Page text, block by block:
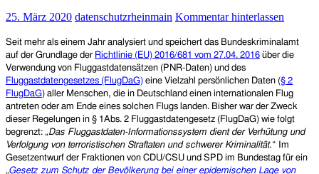
25. März 2020 datenschutzrheinmain Kommentar hinterlassen
Seit mehr als einem Jahr analysiert und speichert das Bundeskriminalamt
auf der Grundlage der Richtlinie (EU) 2016/681 vom 27.04. 2016 über die
Verwendung von Fluggastdatensätzen (PNR-Daten) und des
Fluggastdatengesetzes (FlugDaG) eine Vielzahl persönlichen Daten (§ 2
FlugDaG) aller Menschen, die in Deutschland einen internationalen Flug
antreten oder am Ende eines solchen Flugs landen. Bisher war der Zweck
dieser Regelungen in § 1Abs. 2 Fluggastdatengesetz (FlugDaG) wie folgt
begrenzt: „Das Fluggastdaten-Informationssystem dient der Verhütung und
Verfolgung von terroristischen Straftaten und schwerer Kriminalität.“ Im
Gesetzentwurf der Fraktionen von CDU/CSU und SPD im Bundestag für ein
„Gesetz zum Schutz der Bevölkerung bei einer epidemischen Lage von